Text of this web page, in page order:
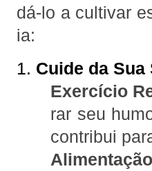
dá-lo a cultivar
ia:
1. Cuide da
Exercício
rar seu
contribui